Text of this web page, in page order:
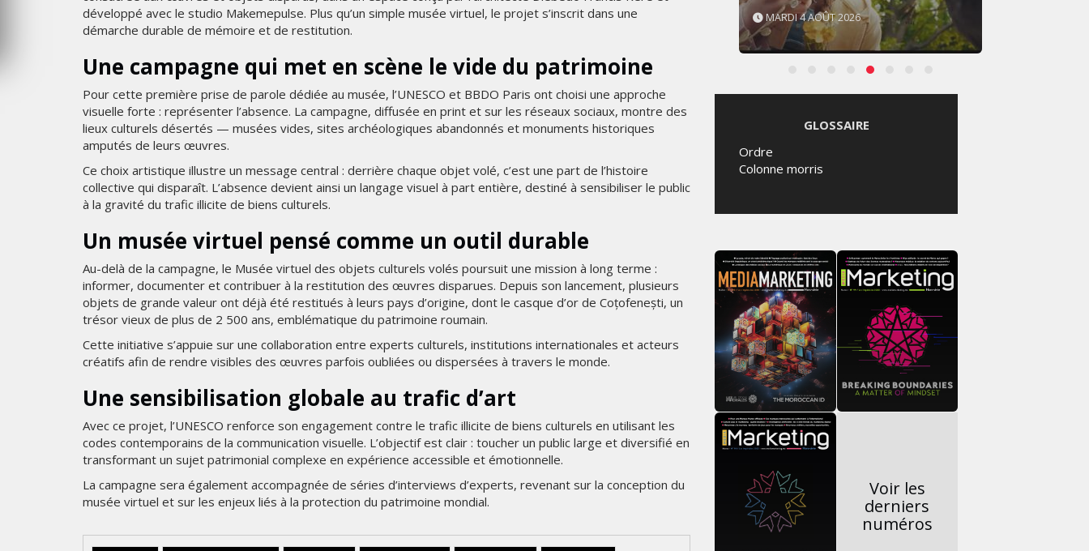
développé avec le studio Makemepulse. Plus qu’un simple musée virtuel, le projet s’inscrit dans une
démarche durable de mémoire et de restitution.
Une campagne qui met en scène le vide du patrimoine
Pour cette première prise de parole dédiée au musée, l’UNESCO et BBDO Paris ont choisi une approche
visuelle forte : représenter l’absence. La campagne, diffusée en print et sur les réseaux sociaux, montre des
lieux culturels désertés — musées vides, sites archéologiques abandonnés et monuments historiques
amputés de leurs œuvres.
Ce choix artistique illustre un message central : derrière chaque objet volé, c’est une part de l’histoire
collective qui disparaît. L’absence devient ainsi un langage visuel à part entière, destiné à sensibiliser le public
à la gravité du trafic illicite de biens culturels.
Un musée virtuel pensé comme un outil durable
Au-delà de la campagne, le Musée virtuel des objets culturels volés poursuit une mission à long terme :
informer, documenter et contribuer à la restitution des œuvres disparues. Depuis son lancement, plusieurs
objets de grande valeur ont déjà été restitués à leurs pays d’origine, dont le casque d’or de Coțofenești, un
trésor vieux de plus de 2 500 ans, emblématique du patrimoine roumain.
Cette initiative s’appuie sur une collaboration entre experts culturels, institutions internationales et acteurs
créatifs afin de rendre visibles des œuvres parfois oubliées ou dispersées à travers le monde.
Une sensibilisation globale au trafic d’art
Avec ce projet, l’UNESCO renforce son engagement contre le trafic illicite de biens culturels en utilisant les
codes contemporains de la communication visuelle. L’objectif est clair : toucher un public large et diversifié en
transformant un sujet patrimonial complexe en expérience accessible et émotionnelle.
La campagne sera également accompagnée de séries d’interviews d’experts, revenant sur la conception du
musée virtuel et sur les enjeux liés à la protection du patrimoine mondial.
MERCREDI 5 AOÛT 2026 MARDI 4 AOÛT 2026 SAMEDI 1 AOÛT 2026
GLOSSAIRE
Ordre
Colonne morris
Voir les
derniers
numéros